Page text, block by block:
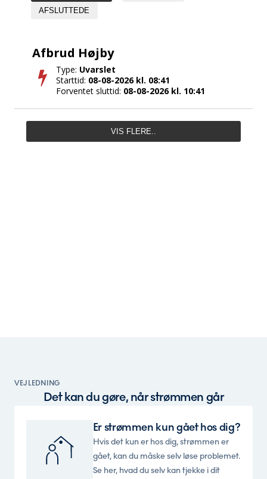
VEJLEDNING
Det kan du gøre, når strømmen går
Er strømmen kun gået hos dig?
Hvis det kun er hos dig, strømmen er
gået, kan du måske selv løse problemet.
Se her, hvad du selv kan tjekke i dit